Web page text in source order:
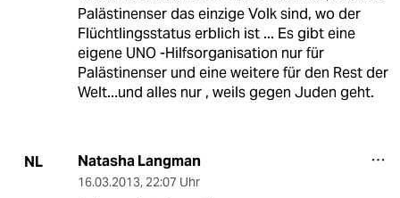
Palästinenser das einzige Volk sind, wo der
Flüchtlingsstatus erblich ist ... Es gibt eine
eigene UNO -Hilfsorganisation nur für
Palästinenser und eine weitere für den Rest der
Welt...und alles nur , weils gegen Juden geht.
NL Natasha Langman
16.03.2013, 22:07 Uhr